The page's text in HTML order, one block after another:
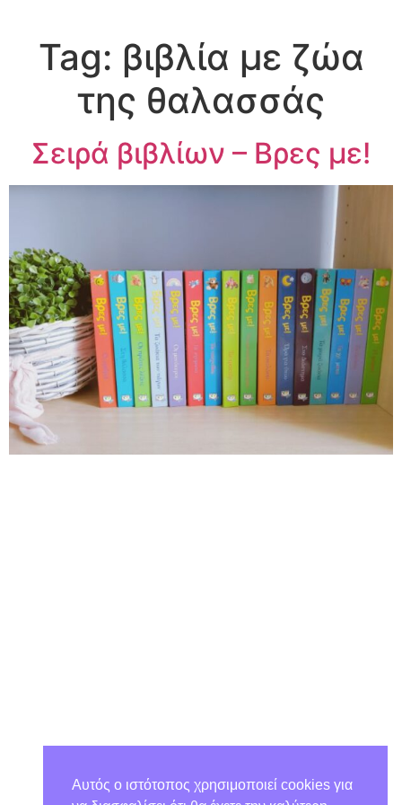
Tag: βιβλία με ζώα
της θαλασσάς
Σειρά βιβλίων – Βρες με!
Αυτός ο ιστότοπος χρησιμοποιεί cookies για